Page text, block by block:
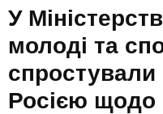
У
молоді та
спростували
Росією щодо